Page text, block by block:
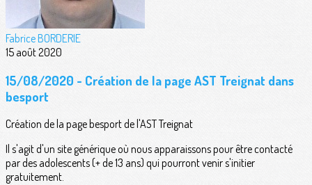
Fabrice BORDERIE
15 août 2020
15/08/2020 - Création de la page AST Treignat dans
besport
Création de la page besport de l'AST Treignat
Il s'agit d'un site générique où nous apparaissons pour être contacté
par des adolescents (+ de 13 ans) qui pourront venir s'initier
gratuitement.